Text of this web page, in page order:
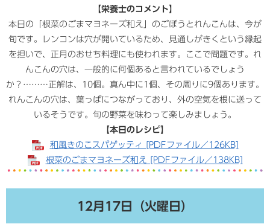
【栄養士のコメント】
本日の「根菜のごまマヨネーズ和え」のごぼうとれんこんは、今が
旬です。レンコンは穴が開いているため、見通しがきくという縁起
を担いで、正月のおせち料理にも使われます。ここで問題です。れ
んこんの穴は、一般的に何個あると言われているでしょう
か？………正解は、10個。真ん中に1個、その周りに9個あります。
れんこんの穴は、葉っぱにつながっており、外の空気を根に送って
いるそうです。旬の野菜を味わって楽しみましょう。
【本日のレシピ】
和風きのこスパゲッティ [PDFファイル／126KB]
根菜のごまマヨネーズ和え [PDFファイル／138KB]
12月17日（火曜日）